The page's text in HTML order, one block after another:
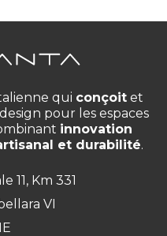
qui conçoitet
pour les espaces
innovation
et durabilité.
11, Km 331
VI